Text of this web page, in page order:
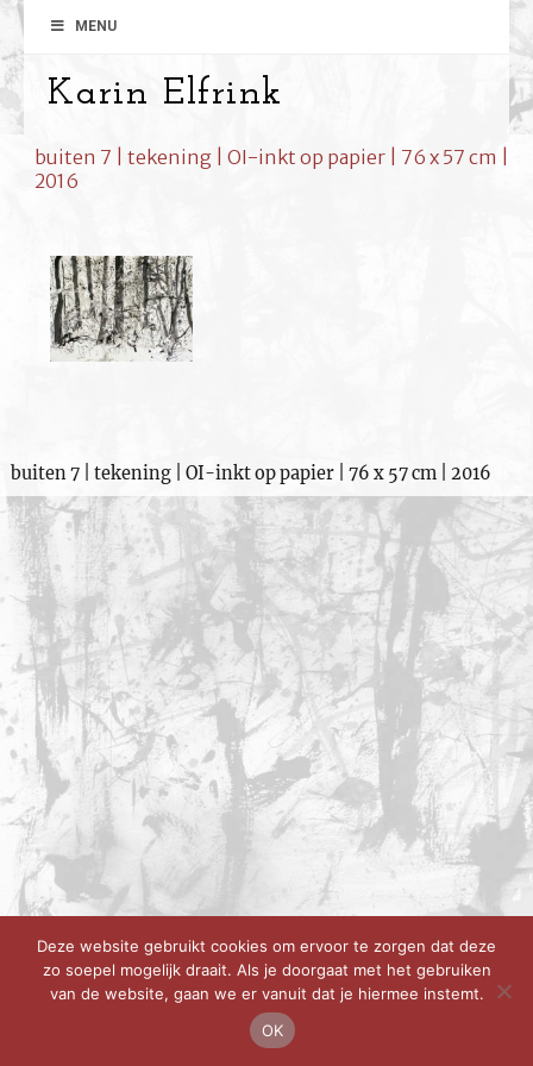
MENU
Karin Elfrink
buiten 7 | tekening | OI-inkt op papier | 76 x 57 cm |
2016
buiten 7 | tekening | OI-inkt op papier | 76 x 57 cm | 2016
Deze website gebruikt cookies om ervoor te zorgen dat deze
zo soepel mogelijk draait. Als je doorgaat met het gebruiken
van de website, gaan we er vanuit dat je hiermee instemt.
OK